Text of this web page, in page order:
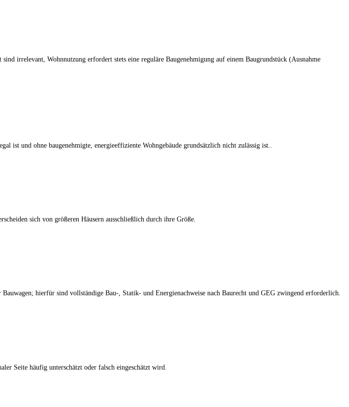
irrelevant, Wohnnutzung erfordert stets eine reguläre Baugenehmigung auf einem Baugrundstück (Ausnahme
ist und ohne baugenehmigte, energieeffiziente Wohngebäude grundsätzlich nicht zulässig ist..
sich von größeren Häusern ausschließlich durch ihre Größe.
hierfür sind vollständige Bau-, Statik- und Energienachweise nach Baurecht und GEG zwingend erforderlich.
Seite häufig unterschätzt oder falsch eingeschätzt wird.